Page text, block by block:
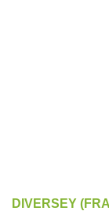
DIVERSEY